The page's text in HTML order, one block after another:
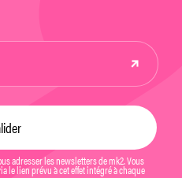
adresser les newsletters de mk2. Vous
le lien prévu à cet effet intégré à chaque